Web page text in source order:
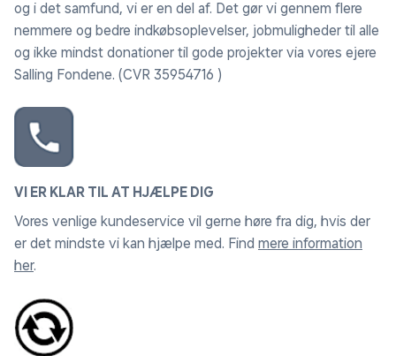
og i det samfund, vi er en del af. Det gør vi gennem flere
nemmere og bedre indkøbsoplevelser, jobmuligheder til alle
og ikke mindst donationer til gode projekter via vores ejere
Salling Fondene. (CVR 35954716 )
VI ER KLAR TIL AT HJÆLPE DIG
Vores venlige kundeservice vil gerne høre fra dig, hvis der
er det mindste vi kan hjælpe med. Find mere information
her.